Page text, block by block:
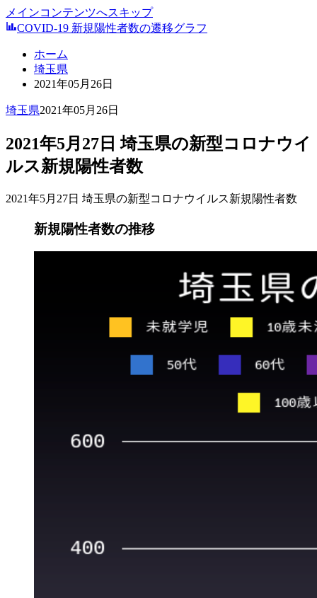
メインコンテンツへスキップ
COVID-19 新規陽性者数の遷移グラフ
ホーム
埼玉県
2021年05月26日
埼玉県2021年05月26日
2021年5月27日 埼玉県の新型コロナウイ
ルス新規陽性者数
2021年5月27日 埼玉県の新型コロナウイルス新規陽性者数
新規陽性者数の推移